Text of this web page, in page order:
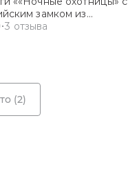
замком из
золота
3 отзыва
(2)